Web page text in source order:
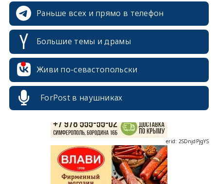
Раньше всех и прямо в телефон
Большие темы и драмы
Живи по-севастопольски
ForPost в наушниках
erid: 2SDnjcrDNw6
erid: 2SDnjdPjgYS